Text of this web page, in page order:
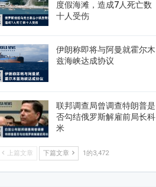
度假海滩，造成7人死亡数
十人受伤
伊朗称即将与阿曼就霍尔木
兹海峡达成协议
联邦调查局曾调查特朗普是
否勾结俄罗斯解雇前局长科
米
上篇文章 下篇文章 1的3,472